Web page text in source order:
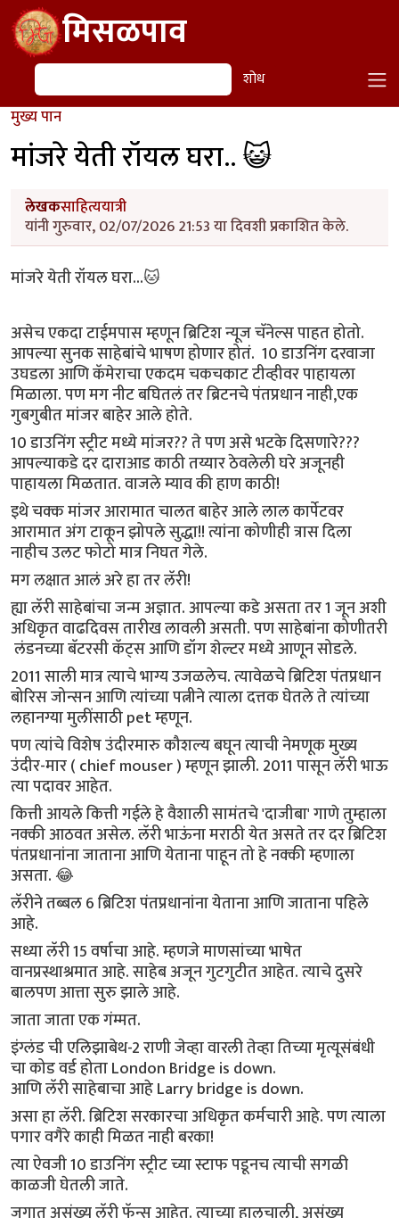
Skip to main contentमिसळपाव
शोध शोध
मुख्य पान
मांजरे येती रॉयल घरा.. 😺
लेखकसाहित्ययात्री
यांनी गुरुवार, 02/07/2026 21:53 या दिवशी प्रकाशित केले.
मांजरे येती रॉयल घरा...🐱
असेच एकदा टाईमपास म्हणून ब्रिटिश न्यूज चॅनेल्स पाहत होतो.
आपल्या सुनक साहेबांचे भाषण होणार होतं. 10 डाउनिंग दरवाजा
उघडला आणि कॅमेराचा एकदम चकचकाट टीव्हीवर पाहायला
मिळाला. पण मग नीट बघितलं तर ब्रिटनचे पंतप्रधान नाही,एक
गुबगुबीत मांजर बाहेर आले होते.
10 डाउनिंग स्ट्रीट मध्ये मांजर?? ते पण असे भटके दिसणारे???
आपल्याकडे दर दाराआड काठी तय्यार ठेवलेली घरे अजूनही
पाहायला मिळतात. वाजले म्याव की हाण काठी!
इथे चक्क मांजर आरामात चालत बाहेर आले लाल कार्पेटवर
आरामात अंग टाकून झोपले सुद्धा!! त्यांना कोणीही त्रास दिला
नाहीच उलट फोटो मात्र निघत गेले.
मग लक्षात आलं अरे हा तर लॅरी!
ह्या लॅरी साहेबांचा जन्म अज्ञात. आपल्या कडे असता तर 1 जून अशी
अधिकृत वाढदिवस तारीख लावली असती. पण साहेबांना कोणीतरी
लंडनच्या बॅटरसी कॅट्स आणि डॉग शेल्टर मध्ये आणून सोडले.
2011 साली मात्र त्याचे भाग्य उजळलेच. त्यावेळचे ब्रिटिश पंतप्रधान
बोरिस जोन्सन आणि त्यांच्या पत्नीने त्याला दत्तक घेतले ते त्यांच्या
लहानग्या मुलींसाठी pet म्हणून.
पण त्यांचे विशेष उंदीरमारु कौशल्य बघून त्याची नेमणूक मुख्य
उंदीर-मार ( chief mouser ) म्हणून झाली. 2011 पासून लॅरी भाऊ
त्या पदावर आहेत.
कित्ती आयले कित्ती गईले हे वैशाली सामंतचे 'दाजीबा' गाणे तुम्हाला
नक्की आठवत असेल. लॅरी भाऊंना मराठी येत असते तर दर ब्रिटिश
पंतप्रधानांना जाताना आणि येताना पाहून तो हे नक्की म्हणाला
असता. 😂
लॅरीने तब्बल 6 ब्रिटिश पंतप्रधानांना येताना आणि जाताना पहिले
आहे.
सध्या लॅरी 15 वर्षाचा आहे. म्हणजे माणसांच्या भाषेत
वानप्रस्थाश्रमात आहे. साहेब अजून गुटगुटीत आहेत. त्याचे दुसरे
बालपण आत्ता सुरु झाले आहे.
जाता जाता एक गंम्मत.
इंग्लंड ची एलिझाबेथ-2 राणी जेव्हा वारली तेव्हा तिच्या मृत्यूसंबंधी
चा कोड वर्ड होता London Bridge is down.
आणि लॅरी साहेबाचा आहे Larry bridge is down.
असा हा लॅरी. ब्रिटिश सरकारचा अधिकृत कर्मचारी आहे. पण त्याला
पगार वगैरे काही मिळत नाही बरका!
त्या ऐवजी 10 डाउनिंग स्ट्रीट च्या स्टाफ पडूनच त्याची सगळी
काळजी घेतली जाते.